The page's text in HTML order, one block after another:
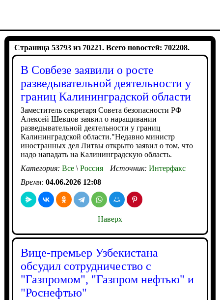
Страница 53793 из 70221. Всего новостей: 702208.
В Совбезе заявили о росте
разведывательной деятельности у
границ Калининградской области
Заместитель секретаря Совета безопасности РФ
Алексей Шевцов заявил о наращивании
разведывательной деятельности у границ
Калининградской области."Недавно министр
иностранных дел Литвы открыто заявил о том, что
надо нападать на Калининградскую область.
Категория: Все\Россия Источник: Интерфакс
Время: 04.06.2026 12:08
Наверх
Вице-премьер Узбекистана
обсудил сотрудничество с
"Газпромом", "Газпром нефтью" и
"Роснефтью"